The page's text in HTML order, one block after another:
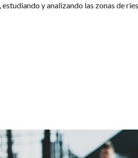
estudiando y analizando las zonas de